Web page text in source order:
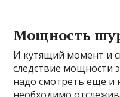
Мощность
И кутящий момент и
следствие мощности
надо смотреть еще и